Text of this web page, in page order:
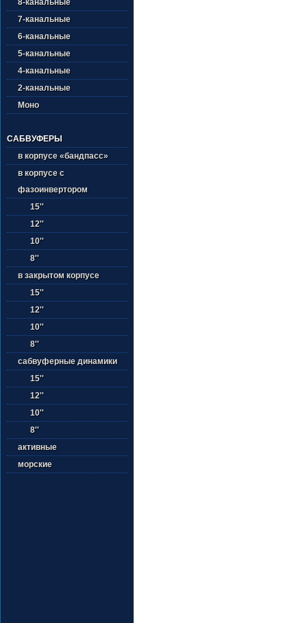
8-канальные
7-канальные
6-канальные
5-канальные
4-канальные
2-канальные
Моно
САБВУФЕРЫ
в корпусе «бандпасс»
в корпусе с
фазоинвертором
15''
12''
10''
8''
в закрытом корпусе
15''
12''
10''
8''
сабвуферные динамики
15''
12''
10''
8''
активные
морские